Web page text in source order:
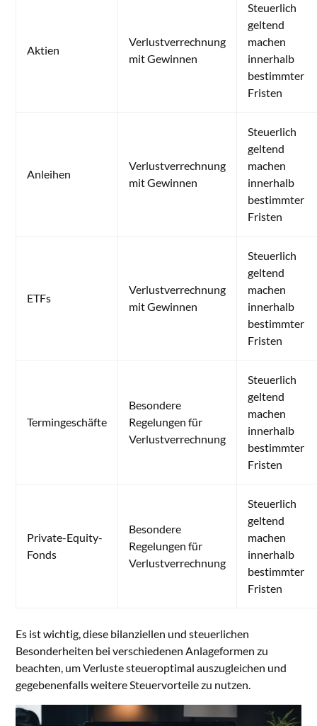
Aktien
Verlustverrechnung
mit Gewinnen
Steuerlich
geltend
machen
innerhalb
bestimmter
Fristen
Anleihen
Verlustverrechnung
mit Gewinnen
Steuerlich
geltend
machen
innerhalb
bestimmter
Fristen
ETFs
Verlustverrechnung
mit Gewinnen
Steuerlich
geltend
machen
innerhalb
bestimmter
Fristen
Termingeschäfte
Besondere
Regelungen für
Verlustverrechnung
Steuerlich
geltend
machen
innerhalb
bestimmter
Fristen
Private-Equity-
Fonds
Besondere
Regelungen für
Verlustverrechnung
Steuerlich
geltend
machen
innerhalb
bestimmter
Fristen
Es ist wichtig, diese bilanziellen und steuerlichen
Besonderheiten bei verschiedenen Anlageformen zu
beachten, um Verluste steueroptimal auszugleichen und
gegebenenfalls weitere Steuervorteile zu nutzen.